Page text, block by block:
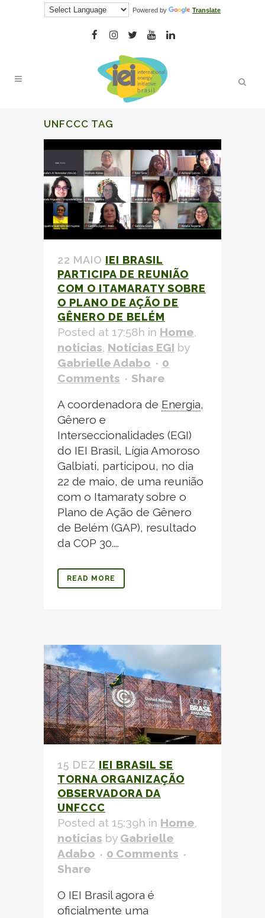
Powered by Translate
UNFCCC TAG
22 MAIO IEI BRASIL
PARTICIPA DE REUNIÃO
COM O ITAMARATY SOBRE
O PLANO DE AÇÃO DE
GÊNERO DE BELÉM
Posted at 17:58h in Home,
noticias, Notícias EGI by
Gabrielle Adabo
0
Comments
Share
A coordenadora de Energia,
Gênero e
Interseccionalidades (EGI)
do IEI Brasil, Lígia Amoroso
Galbiati, participou, no dia
22 de maio, de uma reunião
com o Itamaraty sobre o
Plano de Ação de Gênero
de Belém (GAP), resultado
da COP 30....
READ MORE
15 DEZ IEI BRASIL SE
TORNA ORGANIZAÇÃO
OBSERVADORA DA
UNFCCC
Posted at 15:39h in Home,
noticias by Gabrielle
Adabo
0 Comments
Share
O IEI Brasil agora é
oficialmente uma